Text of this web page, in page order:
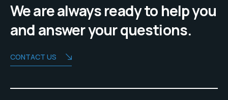
We are always ready to help you
and answer your questions.
CONTACT US